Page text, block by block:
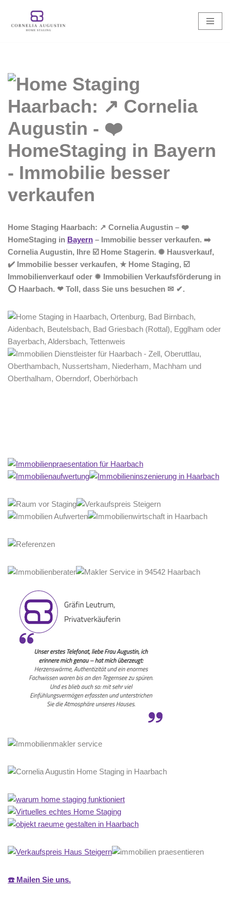
Zum
Home Staging Haarbach: ↗️ Cornelia Augustin – ❤️
HomeStaging in Bayern – Immobilie besser verkaufen. ➡️
Cornelia Augustin, Ihre ☑️ Home Stagerin. ✺ Hausverkauf,
✔️ Immobilie besser verkaufen, ★ Home Staging, ☑️
Immobilienverkauf oder ✹ Immobilien Verkaufsförderung in
⭕ Haarbach. ❤ Toll, dass Sie uns besuchen ✉ ✔.
☎️ Mailen Sie uns.